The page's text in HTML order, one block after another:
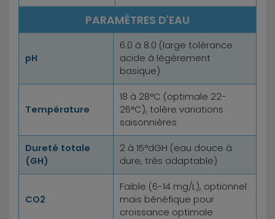
PARAMÈTRES D'EAU
pH
6.0 à 8.0 (large tolérance
acide à légèrement
basique)
Température
18 à 28°C (optimale 22-
26°C), tolère variations
saisonnières
Dureté totale
(GH)
2 à 15°dGH (eau douce à
dure, très adaptable)
CO2
Faible (6-14 mg/L), optionnel
mais bénéfique pour
croissance optimale